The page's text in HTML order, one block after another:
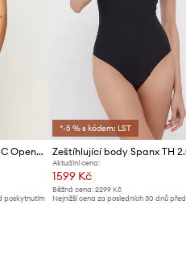
Spanx - Zeštíhlující body ONC Openbust Mid-Thigh
poskytnutím
*-5 % s kódem: LST
Zeštíhlující body Spanx TH
Aktuální cena:
1599 Kč
Běžná cena: 2299 Kč
Nejnižší cena za posledních 30 dnů